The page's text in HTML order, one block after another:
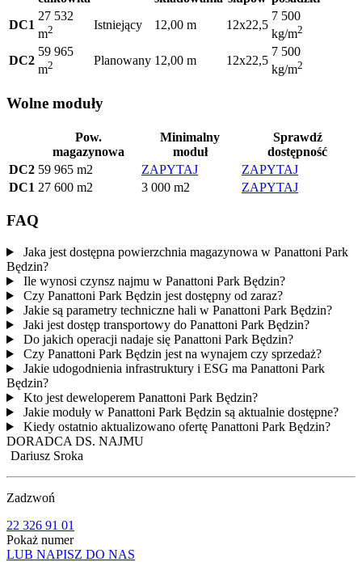
DC1
27 532
m2 Istniejący 12,00 m 12x22,5
7 500
kg/m2
DC2
59 965
m2 Planowany 12,00 m 12x22,5
7 500
kg/m2
Wolne moduły
Pow.
magazynowa
Minimalny
moduł
Sprawdź
dostępność
DC2 59 965 m2 ZAPYTAJ
ZAPYTAJ
DC1 27 600 m2 3 000 m2 ZAPYTAJ
FAQ
Jaka jest dostępna powierzchnia magazynowa w Panattoni Park
Będzin?
Ile wynosi czynsz najmu w Panattoni Park Będzin?
Czy Panattoni Park Będzin jest dostępny od zaraz?
Jakie są parametry techniczne hali w Panattoni Park Będzin?
Jaki jest dostęp transportowy do Panattoni Park Będzin?
Do jakich operacji nadaje się Panattoni Park Będzin?
Czy Panattoni Park Będzin jest na wynajem czy sprzedaż?
Jakie udogodnienia infrastruktury i ESG ma Panattoni Park
Będzin?
Kto jest deweloperem Panattoni Park Będzin?
Jakie moduły w Panattoni Park Będzin są aktualnie dostępne?
Kiedy ostatnio aktualizowano ofertę Panattoni Park Będzin?
DORADCA DS. NAJMU
Dariusz Sroka
Zadzwoń
22 326 91 01
Pokaż numer
LUB NAPISZ DO NAS